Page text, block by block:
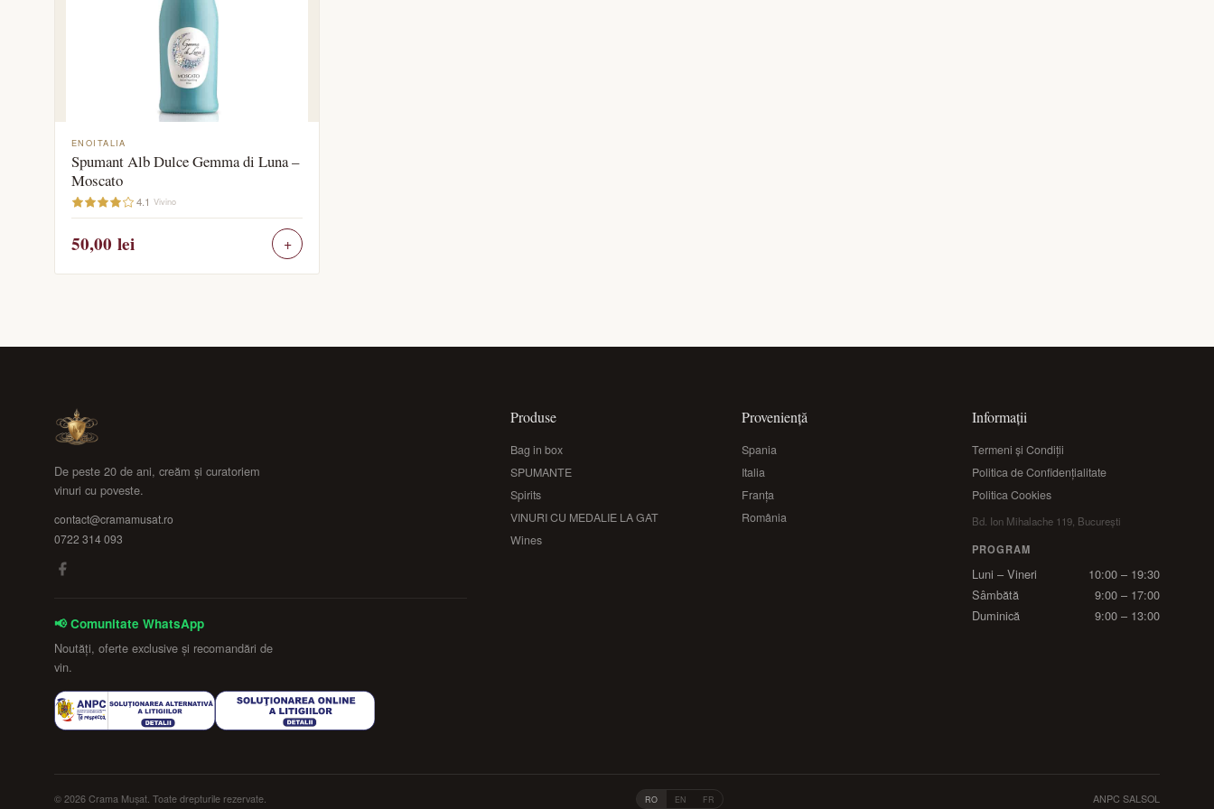
ENOITALIA
Spumant Alb Dulce Gemma di Luna –
Moscato
4.1 Vivino
50,00 lei
De peste 20 de ani, creăm și curatoriem
vinuri cu poveste.
contact@cramamusat.ro
0722 314 093
📢 Comunitate WhatsApp
Noutăți, oferte exclusive și recomandări de
vin.
Produse
Bag in box
SPUMANTE
Spirits
VINURI CU MEDALIE LA GAT
Wines
Proveniență
Spania
Italia
Franța
România
Informații
Termeni și Condiții
Politica de Confidențialitate
Politica Cookies
Bd. Ion Mihalache 119, București
PROGRAM
Luni – Vineri
10:00 – 19:30
Sâmbătă
9:00 – 17:00
Duminică
9:00 – 13:00
© 2026 Crama Mușat. Toate drepturile rezervate. RO EN FR ANPC SALSOL